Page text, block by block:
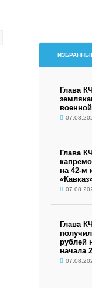
Глава
Глава
на 42-м
Глава
рублей
начала